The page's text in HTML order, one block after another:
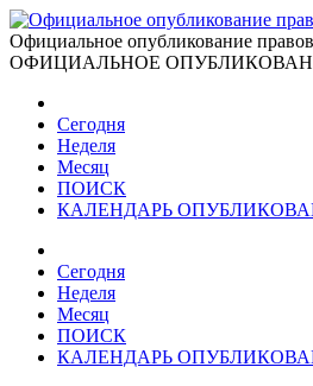
Официальное опубликование
ОФИЦИАЛЬНОЕ
Сегодня
Неделя
Месяц
ПОИСК
КАЛЕНДАРЬ
Сегодня
Неделя
Месяц
ПОИСК
КАЛЕНДАРЬ